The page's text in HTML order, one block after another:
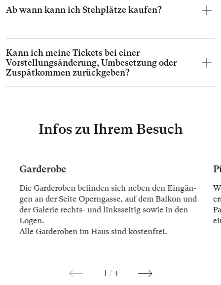
Ab wann kann ich Stehplätze kaufen?
Kann ich meine Tickets bei einer
Vorstellungsänderung, Umbesetzung oder
Zuspätkommen zurückgeben?
Infos zu Ihrem Besuch
Garderobe
Die Gar­der­oben be­fin­den sich ne­ben den Ein­gän­
gen an der Sei­te Opern­gas­se, auf dem Bal­kon und
der Ga­le­rie rechts- und links­sei­tig so­wie in den
Lo­gen.
Alle Gar­der­oben im Haus sind kos­ten­frei.
1 / 4